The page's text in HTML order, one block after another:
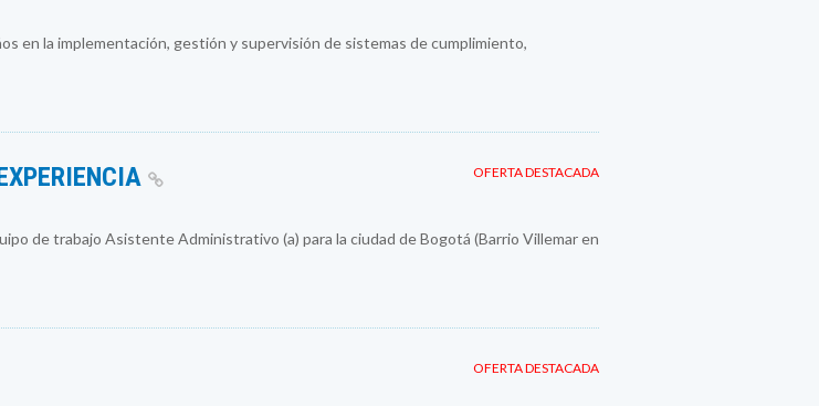
en la implementación, gestión y supervisión de sistemas de cumplimiento,
OFERTA DESTACADA
de trabajo Asistente Administrativo (a) para la ciudad de Bogotá (Barrio Villemar en
OFERTA DESTACADA